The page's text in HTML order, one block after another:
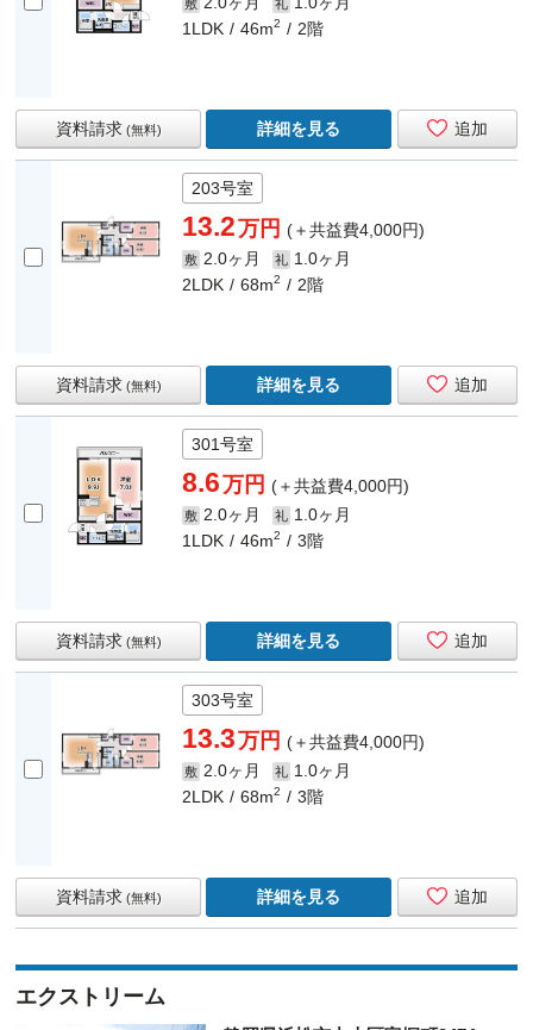
敷 礼
1LDK
46m2 2階
追加
資料請求 (無料) 詳細を見る
203号室
13.2万円(＋共益費4,000円)
敷 2.0ヶ月 礼 1.0ヶ月
2LDK
68m2 2階
追加
資料請求 (無料) 詳細を見る
301号室
8.6万円(＋共益費4,000円)
敷 2.0ヶ月 礼 1.0ヶ月
1LDK
46m2 3階
追加
資料請求 (無料) 詳細を見る
303号室
13.3万円(＋共益費4,000円)
敷 2.0ヶ月 礼 1.0ヶ月
2LDK
68m2 3階
追加
資料請求 (無料) 詳細を見る
エクストリーム